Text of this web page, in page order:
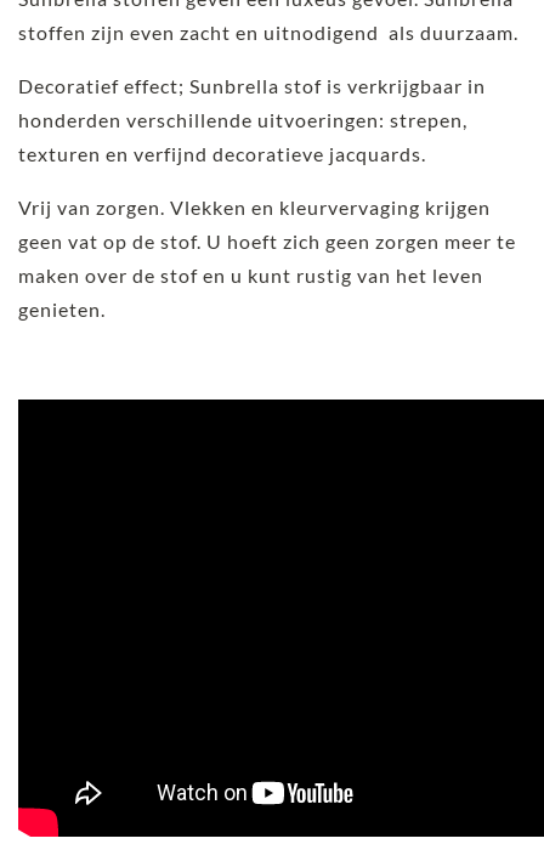
stoffen zijn even zacht en uitnodigend als duurzaam.
Decoratief effect; Sunbrella stof is verkrijgbaar in
honderden verschillende uitvoeringen: strepen,
texturen en verfijnd decoratieve jacquards.
Vrij van zorgen. Vlekken en kleurvervaging krijgen
geen vat op de stof. U hoeft zich geen zorgen meer te
maken over de stof en u kunt rustig van het leven
genieten.